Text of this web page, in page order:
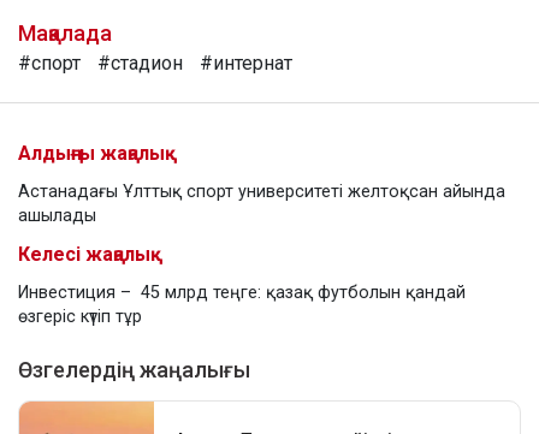
Мақалада
#спорт #стадион #интернат
Алдыңғы жаңалық
Астанадағы Ұлттық спорт университеті желтоқсан айында
ашылады
Келесі жаңалық
Инвестиция – 45 млрд теңге: қазақ футболын қандай
өзгеріс күтіп тұр